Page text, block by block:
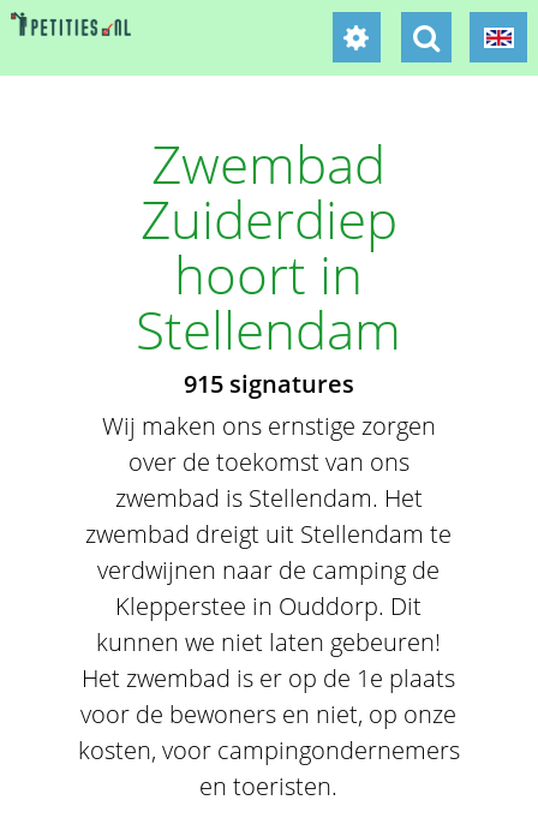
Zwembad
Zuiderdiep
hoort in
Stellendam
915 signatures
Wij maken ons ernstige zorgen
over de toekomst van ons
zwembad is Stellendam. Het
zwembad dreigt uit Stellendam te
verdwijnen naar de camping de
Klepperstee in Ouddorp. Dit
kunnen we niet laten gebeuren!
Het zwembad is er op de 1e plaats
voor de bewoners en niet, op onze
kosten, voor campingondernemers
en toeristen.